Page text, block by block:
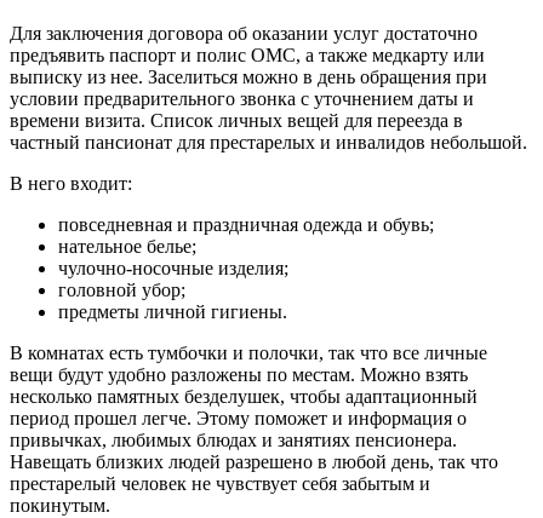
Для заключения договора об оказании услуг достаточно
предъявить паспорт и полис ОМС, а также медкарту или
выписку из нее. Заселиться можно в день обращения при
условии предварительного звонка с уточнением даты и
времени визита. Список личных вещей для переезда в
частный пансионат для престарелых и инвалидов небольшой.
В него входит:
повседневная и праздничная одежда и обувь;
нательное белье;
чулочно-носочные изделия;
головной убор;
предметы личной гигиены.
В комнатах есть тумбочки и полочки, так что все личные
вещи будут удобно разложены по местам. Можно взять
несколько памятных безделушек, чтобы адаптационный
период прошел легче. Этому поможет и информация о
привычках, любимых блюдах и занятиях пенсионера.
Навещать близких людей разрешено в любой день, так что
престарелый человек не чувствует себя забытым и
покинутым.